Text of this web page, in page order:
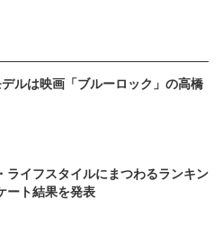
ルは映画「ブルーロック」の高橋
ライフスタイルにまつわるランキン
ート結果を発表